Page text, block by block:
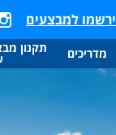
למבצעים
מדריכים תקנון